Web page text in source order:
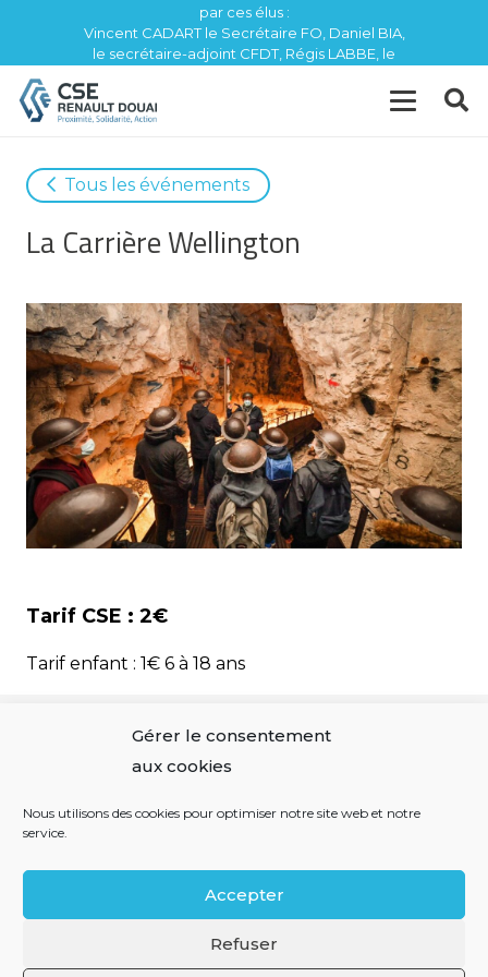
Gérer le consentement
aux cookies
Nous utilisons des cookies pour optimiser notre site web et notre
service.
Accepter
Refuser
par ces élus :
Vincent CADART le Secrétaire FO, Daniel BIA,
le secrétaire-adjoint CFDT, Régis LABBE, le
Tous les événements
La Carrière Wellington
Tarif CSE : 2€
Tarif enfant : 1€ 6 à 18 ans
Entrée gratuite pour les enfants de moins de 6